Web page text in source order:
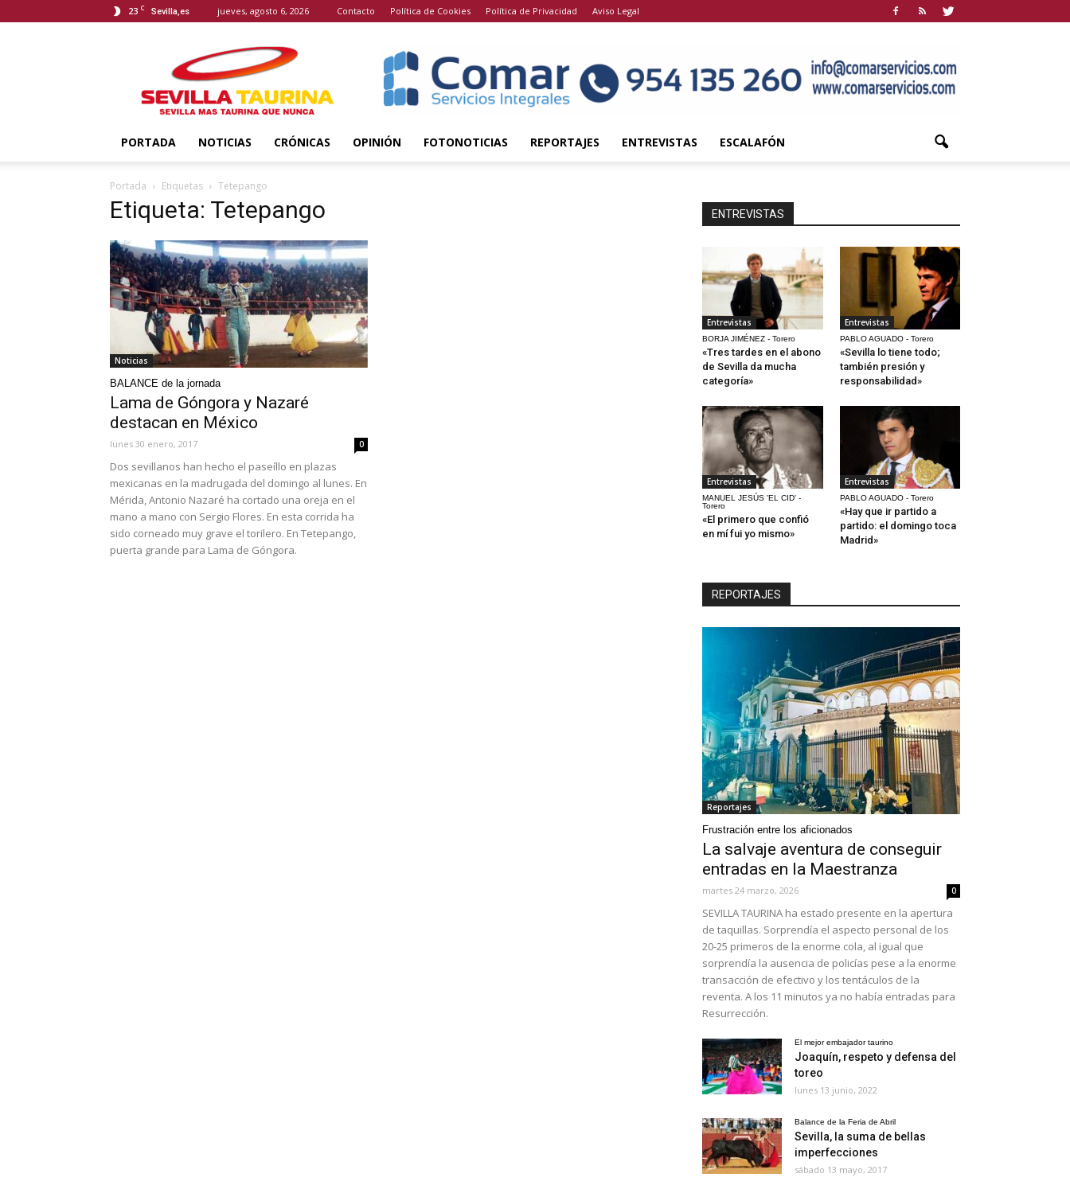
23 C Sevilla,es jueves, agosto 6, 2026 Contacto Política de Cookies Política de Privacidad Aviso Legal
Taurina
PORTADA NOTICIAS CRÓNICAS OPINIÓN FOTONOTICIAS REPORTAJES ENTREVISTAS ESCALAFÓN
Portada Etiquetas Tetepango
Etiqueta: Tetepango
Noticias
BALANCE de la jornada
Lama de Góngora y Nazaré
destacan en México
lunes 30 enero, 2017 0
Dos sevillanos han hecho el paseíllo en plazas
mexicanas en la madrugada del domingo al lunes. En
Mérida, Antonio Nazaré ha cortado una oreja en el
mano a mano con Sergio Flores. En esta corrida ha
sido corneado muy grave el torilero. En Tetepango,
puerta grande para Lama de Góngora.
ENTREVISTAS
Entrevistas
BORJA JIMÉNEZ - Torero
«Tres tardes en el abono
de Sevilla da mucha
categoría»
Entrevistas
PABLO AGUADO - Torero
«Sevilla lo tiene todo;
también presión y
responsabilidad»
Entrevistas
MANUEL JESÚS 'EL CID' -
Torero
«El primero que confió
en mí fui yo mismo»
Entrevistas
PABLO AGUADO - Torero
«Hay que ir partido a
partido: el domingo toca
Madrid»
REPORTAJES
Reportajes
Frustración entre los aficionados
La salvaje aventura de conseguir
entradas en la Maestranza
martes 24 marzo, 2026 0
SEVILLA TAURINA ha estado presente en la apertura
de taquillas. Sorprendía el aspecto personal de los
20-25 primeros de la enorme cola, al igual que
sorprendía la ausencia de policías pese a la enorme
transacción de efectivo y los tentáculos de la
reventa. A los 11 minutos ya no había entradas para
Resurrección.
El mejor embajador taurino
Joaquín, respeto y defensa del
toreo
lunes 13 junio, 2022
Balance de la Feria de Abril
Sevilla, la suma de bellas
imperfecciones
sábado 13 mayo, 2017